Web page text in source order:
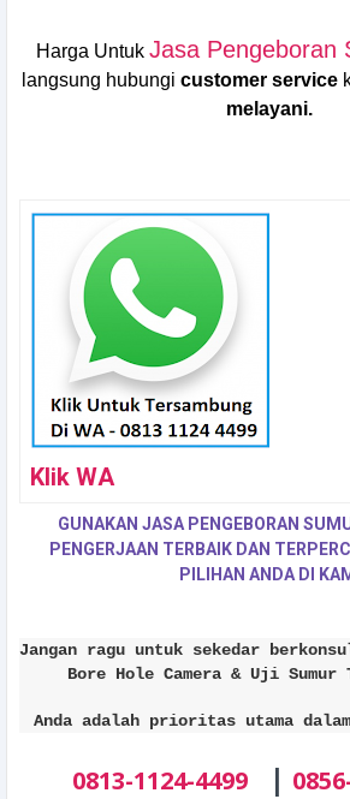
Harga Untuk Jasa Pengeboran
langsung hubungi customer service
melayani.
Klik WA
GUNAKAN JASA PENGEBORAN
PENGERJAAN TERBAIK DAN
PILIHAN ANDA DI
Jangan ragu untuk sekedar
Bore Hole Camera & Uji Sumur
Anda adalah prioritas utama
0813-1124-4499|